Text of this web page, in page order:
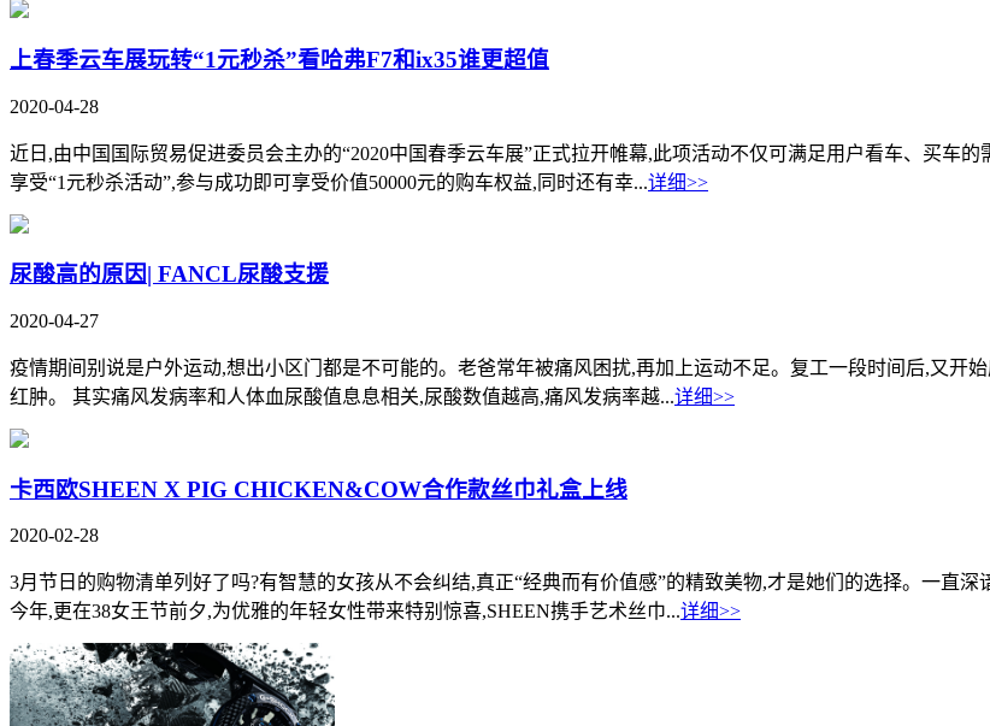
上春季云车展玩转“1元秒杀”看哈弗F7和ix35谁更超值
2020-04-28
近日,由中国国际贸易促进委员会主办的“2020中国春季云车展”正式拉开帷幕,此项活动不仅可满足用户看车、买车
享受“1元秒杀活动”,参与成功即可享受价值50000元的购车权益,同时还有幸...详细>>
尿酸高的原因| FANCL尿酸支援
2020-04-27
疫情期间别说是户外运动,想出小区门都是不可能的。老爸常年被痛风困扰,再加上运动不足。复工一段时间后,又开
红肿。 其实痛风发病率和人体血尿酸值息息相关,尿酸数值越高,痛风发病率越...详细>>
卡西欧SHEEN X PIG CHICKEN&COW合作款丝巾礼盒上线
2020-02-28
3月节日的购物清单列好了吗?有智慧的女孩从不会纠结,真正“经典而有价值感”的精致美物,才是她们的选择。一直深
今年,更在38女王节前夕,为优雅的年轻女性带来特别惊喜,SHEEN携手艺术丝巾...详细>>